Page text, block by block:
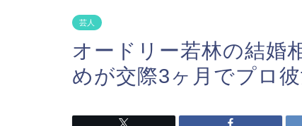
芸人
オードリー若林の結婚
めが交際3ヶ月でプロ